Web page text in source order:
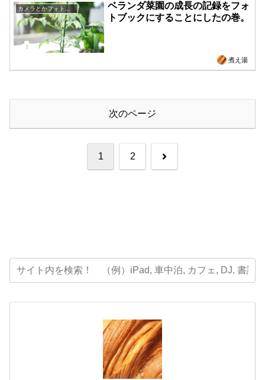
カメラとかフォトウォーク
ベランダ菜園の成長の記録をフォ
トブックにすることにしたの巻。
煮え湯
次のページ
1 2 次